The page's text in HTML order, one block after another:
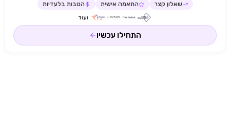
שאלון קצר התאמה אישית הטבות בלעדיות
ועוד
התחילו עכשיו